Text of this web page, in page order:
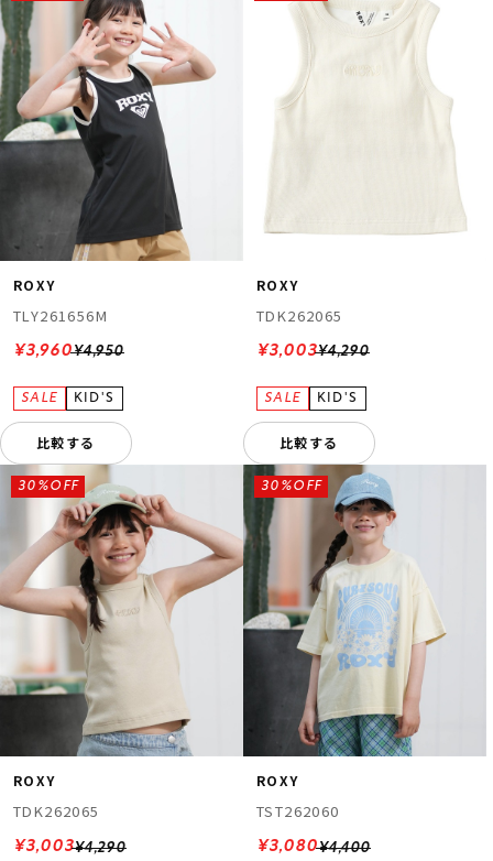
ROXY
TLY261656M
¥4,950
¥3,960
比較する
ROXY
TDK262065
¥4,290
¥3,003
比較する
ROXY
TDK262065
¥4,290
30%OFF
¥3,003
ROXY
TST262060
¥4,400
30%OFF
¥3,080